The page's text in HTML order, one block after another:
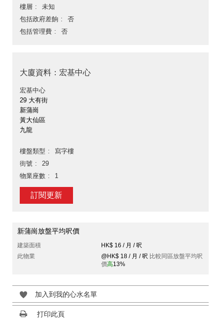
樓層
未知
包括政府差餉
否
包括管理費
否
大廈資料：宏基中心
宏基中心
29 大有街
新蒲崗
黃大仙區
九龍
樓盤類型
寫字樓
街號
29
物業座數
1
訂閱更新
新蒲崗放盤平均呎價
建築面積
HK$ 16 / 月 / 呎
此物業
@HK$ 18 / 月 / 呎 比較同區放盤平均呎
價高13%
加入到我的心水名單
打印此頁